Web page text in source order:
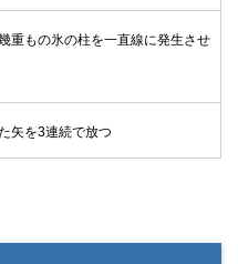
重もの氷の柱を一直線に発生させ
矢を3連続で放つ